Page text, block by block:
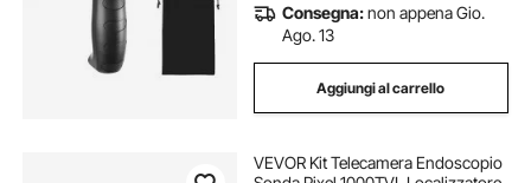
Consegna:non appena Gio.
Ago. 13
Aggiungi al carrello
VEVOR Kit Telecamera Endoscopio